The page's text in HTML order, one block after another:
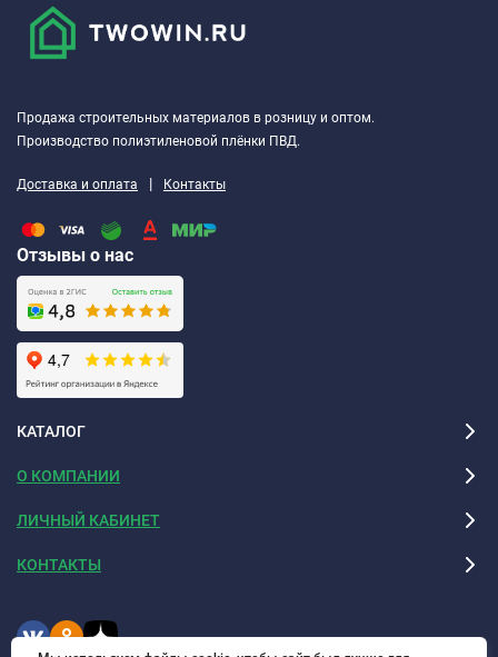
Продажа строительных материалов в розницу и оптом.
Производство полиэтиленовой плёнки ПВД.
Доставка и оплата | Контакты
Отзывы о нас
КАТАЛОГ
О КОМПАНИИ
ЛИЧНЫЙ КАБИНЕТ
КОНТАКТЫ